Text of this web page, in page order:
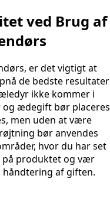
ved Brug af
er det vigtigt at
de bedste resultater
ikke kommer i
ædegift bør placeres
men uden at være
bør anvendes
hvor du har set
på produktet og vær
af giften.